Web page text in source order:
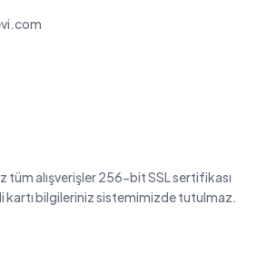
tüm alışverişler 256-bit SSL sertifikası
kartı bilgileriniz sistemimizde tutulmaz.